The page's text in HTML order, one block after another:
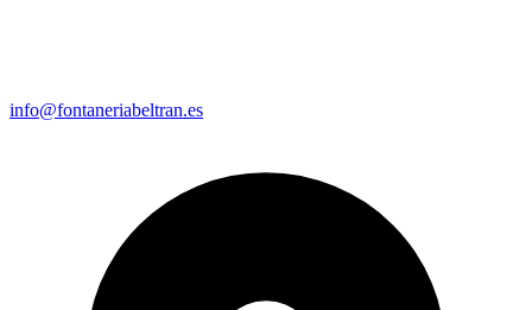
info@fontaneriabeltran.es